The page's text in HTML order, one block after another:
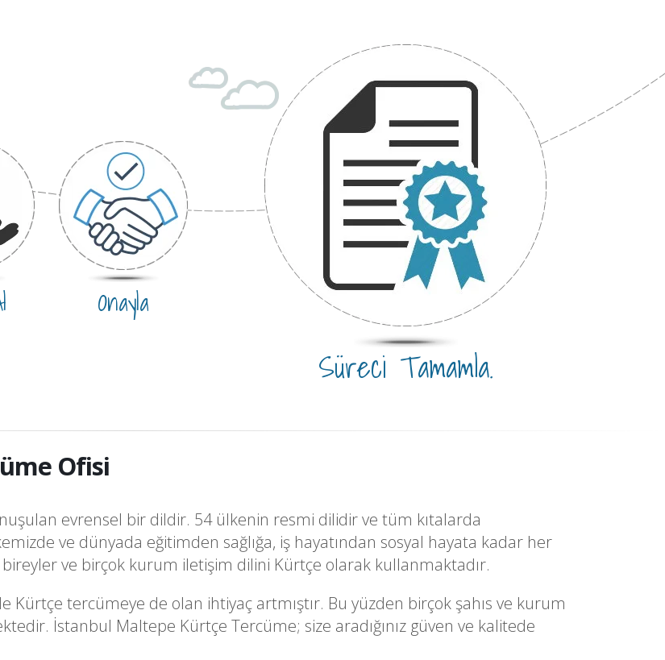
Onayla
Süreci Tamamla.
Ofisi
evrensel bir dildir. 54 ülkenin resmi dilidir ve tüm kıtalarda
ve dünyada eğitimden sağlığa, iş hayatından sosyal hayata kadar her
bireyler ve birçok kurum iletişim dilini Kürtçe olarak kullanmaktadır.
Kürtçe tercümeye de olan ihtiyaç artmıştır. Bu yüzden birçok şahıs ve kurum
İstanbul Maltepe Kürtçe Tercüme; size aradığınız güven ve kalitede